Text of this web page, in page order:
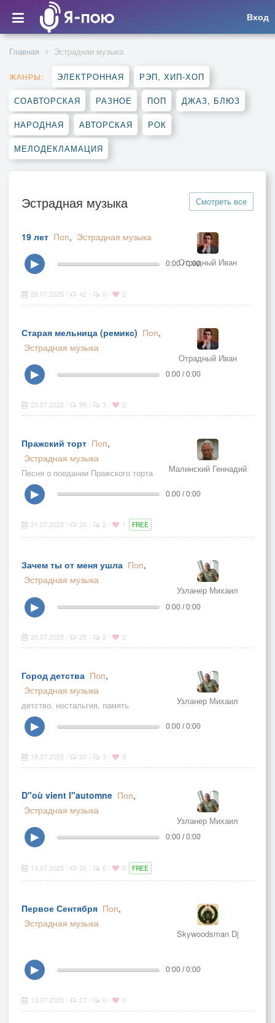
Вход
Главная Эстрадная музыка
ЖАНРЫ: ЭЛЕКТРОННАЯ РЭП, ХИП-ХОП
СОАВТОРСКАЯ РАЗНОЕ ПОП ДЖАЗ, БЛЮЗ
НАРОДНАЯ АВТОРСКАЯ РОК
МЕЛОДЕКЛАМАЦИЯ
Эстрадная музыка Смотреть все
19 лет Поп, Эстрадная музыка
Отрадный Иван
▶ 0:00 / 0:00
26.07.2025 42 0 2
Старая мельница (ремикс) Поп,
Эстрадная музыка
Отрадный Иван
▶ 0:00 / 0:00
23.07.2025 99 3 2
Пражский торт Поп,
Эстрадная музыка
Песня о поедании Пражского торта Малинский Геннадий
▶ 0:00 / 0:00
21.07.2025 26 2 1 FREE
Зачем ты от меня ушла Поп,
Эстрадная музыка
Узланер Михаил
▶ 0:00 / 0:00
20.07.2025 28 2 2
Город детства Поп,
Эстрадная музыка
детство, ностальгия, память Узланер Михаил
▶ 0:00 / 0:00
19.07.2025 30 3 3
D"où vient l"automne Поп,
Эстрадная музыка
Узланер Михаил
▶ 0:00 / 0:00
14.07.2025 20 0 0 FREE
Первое Сентября Поп,
Эстрадная музыка
Skywoodsman Dj
▶ 0:00 / 0:00
13.07.2025 27 0 0